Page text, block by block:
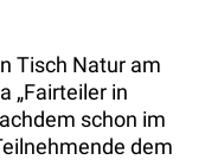
Tisch Natur am
„Fairteiler in
schon im
dem